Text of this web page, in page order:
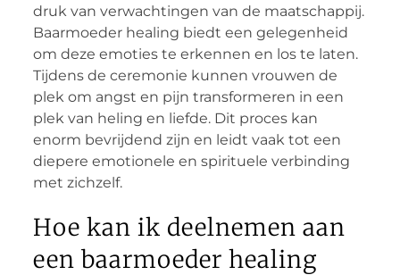
druk van verwachtingen van de maatschappij.
Baarmoeder healing biedt een gelegenheid
om deze emoties te erkennen en los te laten.
Tijdens de ceremonie kunnen vrouwen de
plek om angst en pijn transformeren in een
plek van heling en liefde. Dit proces kan
enorm bevrijdend zijn en leidt vaak tot een
diepere emotionele en spirituele verbinding
met zichzelf.
Hoe kan ik deelnemen aan
een baarmoeder healing